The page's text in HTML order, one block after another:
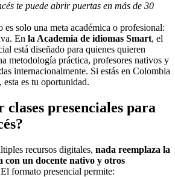
te puede abrir puertas en más de 30
es solo una meta académica o profesional:
En la Academia de idiomas Smart, el
está diseñado para quienes quieren
metodología práctica, profesores nativos y
internacionalmente. Si estás en Colombia
esta es tu oportunidad.
clases presenciales para
recursos digitales, nada reemplaza la
con un docente nativo y otros
formato presencial permite: